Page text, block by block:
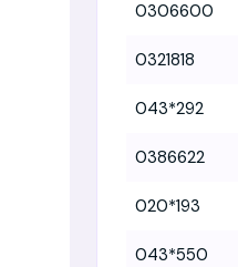
0306600
0321818
043*292
0386622
020*193
043*550